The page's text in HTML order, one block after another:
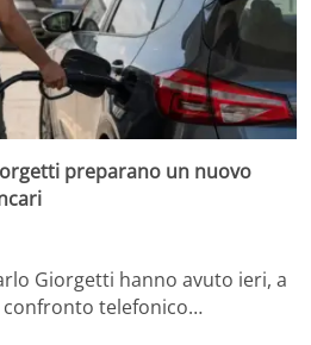
preparano un nuovo
Giorgetti hanno avuto ieri, a
confronto telefonico…